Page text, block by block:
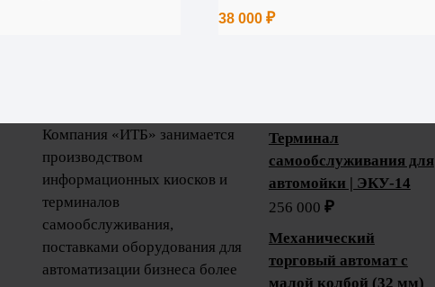
38 000 ₽
Компания «ИТБ» занимается
производством
информационных киосков и
терминалов
самообслуживания,
поставками оборудования для
автоматизации бизнеса более
Терминал
самообслуживания для
автомойки | ЭКУ-14
256 000 ₽
Механический
торговый автомат с
малой колбой (32 мм)